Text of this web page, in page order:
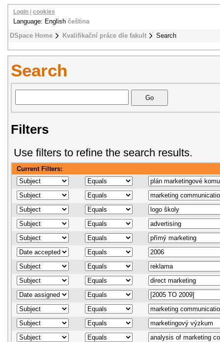
DSpace Home Kvalifikační práce dle fakult Search
Login cookies
Language: English čeština
Search
Filters
Use filters to refine the search results.
Current Filters: